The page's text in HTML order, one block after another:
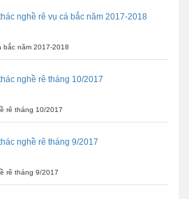
nghề rê vụ cá bắc năm 2017-2018
bắc năm 2017-2018
nghề rê tháng 10/2017
rê tháng 10/2017
nghề rê tháng 9/2017
rê tháng 9/2017